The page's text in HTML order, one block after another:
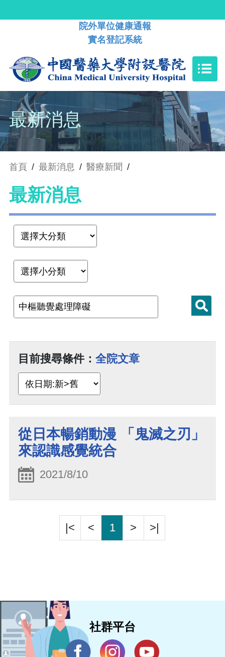
院外單位健康通報
實名登記系統
最新消息
首頁 / 最新消息 / 醫療新聞 /
最新消息
目前搜尋條件： 全院文章
從日本暢銷動漫 「鬼滅之刃」
來認識感覺統合
2021/8/10
|< < 1 > >|
社群平台